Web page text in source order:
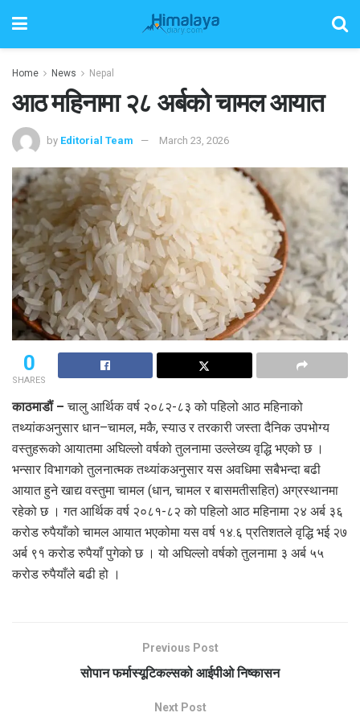
Home News Nepal
आठ महिनामा २८ अर्बको चामल आयात
by Editorial Team March 23, 2026
0
SHARES
काठमाडौं – चालु आर्थिक वर्ष २०८२-८३ को पहिलो आठ महिनाको
तथ्यांकअनुसार धान–चामल, मकै, स्याउ र तरकारी जस्ता दैनिक उपभोग्य
वस्तुहरूको आयातमा अघिल्लो वर्षको तुलनामा उल्लेख्य वृद्धि भएको छ ।
भन्सार विभागको तुलनात्मक तथ्यांकअनुसार यस अवधिमा सबैभन्दा बढी
आयात हुने खाद्य वस्तुमा चामल (धान, चामल र बासमतीसहित) अग्रस्थानमा
रहेको छ । गत आर्थिक वर्ष २०८१-८२ को पहिलो आठ महिनामा २४ अर्ब ३६
करोड रुपैयाँको चामल आयात भएकोमा यस वर्ष १४.६ प्रतिशतले वृद्धि भई २७
अर्ब ९१ करोड रुपैयाँ पुगेको छ । यो अघिल्लो वर्षको तुलनामा ३ अर्ब ५५
करोड रुपैयाँले बढी हो ।
Previous Post
सोपान फर्मास्यूटिकल्सको आईपीओ निष्कासन
Next Post